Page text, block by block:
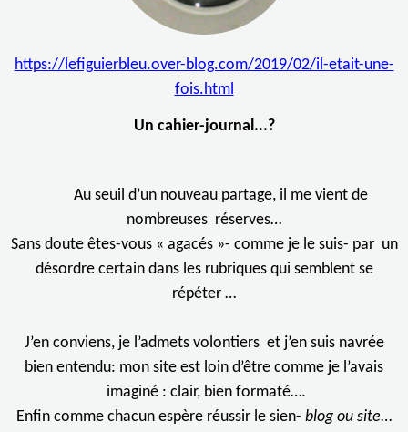
https://lefiguierbleu.over-blog.com/2019/02/il-etait-une-
fois.html
Un cahier-journal...?
Au seuil d’un nouveau partage, il me vient de
nombreuses réserves…
Sans doute êtes-vous « agacés »- comme je le suis- par un
désordre certain dans les rubriques qui semblent se
répéter …
J’en conviens, je l’admets volontiers et j’en suis navrée
bien entendu: mon site est loin d’être comme je l’avais
imaginé : clair, bien formaté….
Enfin comme chacun espère réussir le sien- blog ou site…